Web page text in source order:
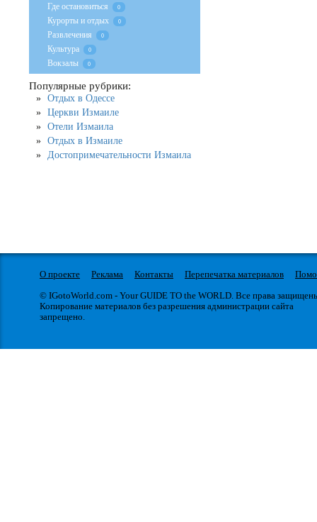
Где остановиться 0
Курорты и отдых 0
Развлечения 0
Культура 0
Вокзалы 0
Популярные рубрики:
Отдых в Одессе
Церкви Измаиле
Отели Измаила
Отдых в Измаиле
Достопримечательности Измаила
О проекте Реклама Контакты Перепечатка материалов
© IGotoWorld.com - Your GUIDE TO the WORLD. Все права
Копирование материалов без разрешения администрации сайта
запрещено.